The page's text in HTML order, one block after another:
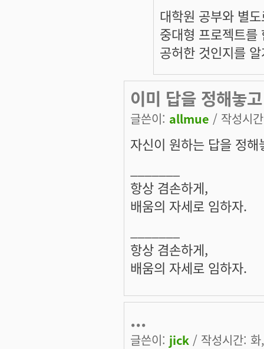
대학원 공부와 별
중대형 프로젝트를
공허한 것인지를
이미 답을 정해놓
글쓴이: allmue / 작성시
자신이 원하는 답을 정
항상 겸손하게,
배움의 자세로 임하자.
항상 겸손하게,
배움의 자세로 임하자.
...
글쓴이: jick / 작성시간: